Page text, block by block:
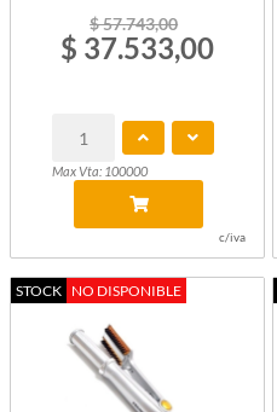
$ 57.743,00
$ 37.533,00
Max Vta: 100000
c/iva
STOCK NO DISPONIBLE